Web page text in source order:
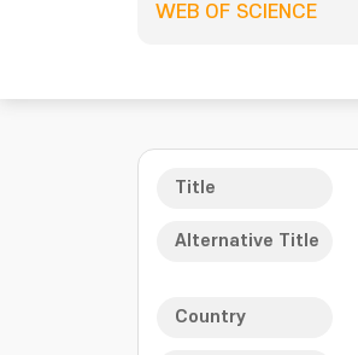
WEB OF SCIENCE
Title
Alternative Title
Country